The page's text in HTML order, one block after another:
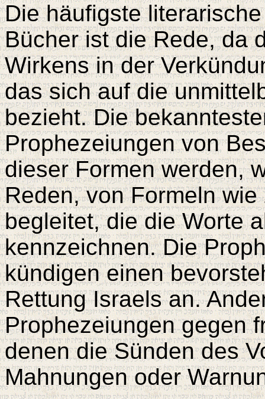
Die häufigste
Bücher ist die Rede, da
Wirkens in der
das sich auf die
bezieht. Die
Prophezeiungen von
dieser Formen werden,
Reden, von Formeln wie
begleitet, die die Worte
kennzeichnen. Die
kündigen einen
Rettung Israels an.
Prophezeiungen gegen
denen die Sünden des
Mahnungen oder